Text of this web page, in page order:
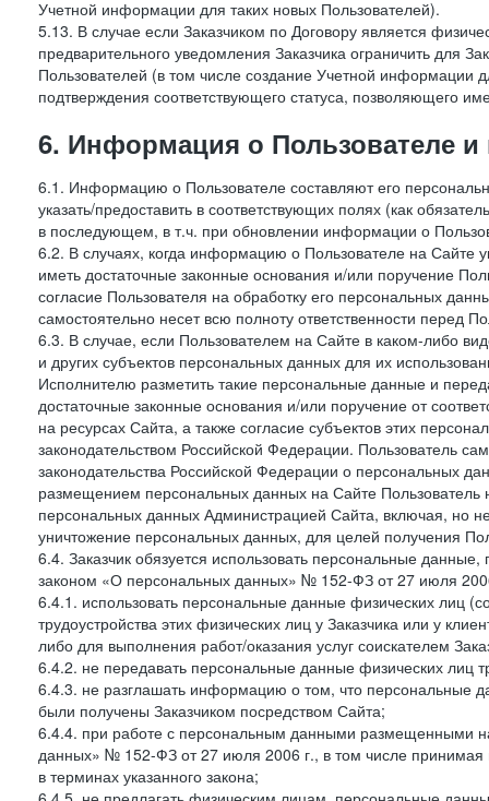
Учетной информации для таких новых Пользователей).
5.13. В случае если Заказчиком по Договору является
предварительного уведомления Заказчика ограничить для
Пользователей (в том числе создание Учетной информации
подтверждения соответствующего статуса, позволяющего
6. Информация о Пользователе
6.1. Информацию о Пользователе составляют его
указать/предоставить в соответствующих полях (как
в последующем, в т.ч. при обновлении информации о
6.2. В случаях, когда информацию о Пользователе на Сайте
иметь достаточные законные основания и/или поручение
согласие Пользователя на обработку его персональных
самостоятельно несет всю полноту ответственности перед
6.3. В случае, если Пользователем на Сайте в каком-либо
и других субъектов персональных данных для их
Исполнителю разметить такие персональные данные и
достаточные законные основания и/или поручение от
на ресурсах Сайта, а также согласие субъектов этих
законодательством Российской Федерации. Пользователь
законодательства Российской Федерации о персональных
размещением персональных данных на Сайте Пользователь
персональных данных Администрацией Сайта, включая, но
уничтожение персональных данных, для целей получения
6.4. Заказчик обязуется использовать персональные
законом «О персональных данных» № 152-ФЗ от 27 июля
6.4.1. использовать персональные данные физических лиц
трудоустройства этих физических лиц у Заказчика или у
либо для выполнения работ/оказания услуг соискателем
6.4.2. не передавать персональные данные физических лиц
6.4.3. не разглашать информацию о том, что персональные
были получены Заказчиком посредством Сайта;
6.4.4. при работе с персональным данными размещенными
данных» № 152-ФЗ от 27 июля 2006 г., в том числе принимая
в терминах указанного закона;